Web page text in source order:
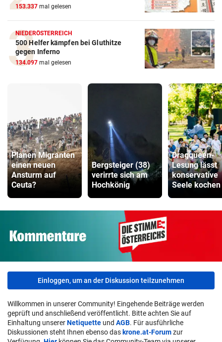
153.337 mal gelesen
NIEDERÖSTERREICH
500 Helfer kämpfen bei Gluthitze
gegen Inferno
134.097 mal gelesen
Planen Migranten
einen neuen
Ansturm auf
Ceuta?
Bergsteiger (38)
verirrte sich am
Hochkönig
Dragqueen-
Lesung lässt
konservative
Seele kochen
Einloggen, um an der Diskussion teilzunehmen
Willkommen in unserer Community! Eingehende Beiträge werden
geprüft und anschließend veröffentlicht. Bitte achten Sie auf
Einhaltung unsererNetiquette und AGB. Für ausführliche
Diskussionen steht Ihnen ebenso das krone.at-Forumzur